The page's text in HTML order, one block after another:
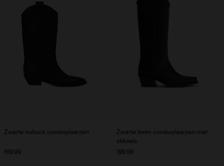
Zwarte nubuck cowboylaarzen
169.99
Zwarte leren cowboylaarzen met
stiksels
199.99